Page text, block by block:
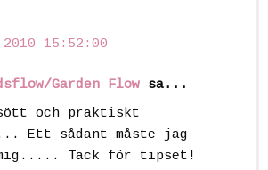
15:52:00
Garden Flow sa...
och praktiskt
Ett sådant måste jag
Tack för tipset!